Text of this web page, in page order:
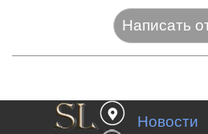
Новости